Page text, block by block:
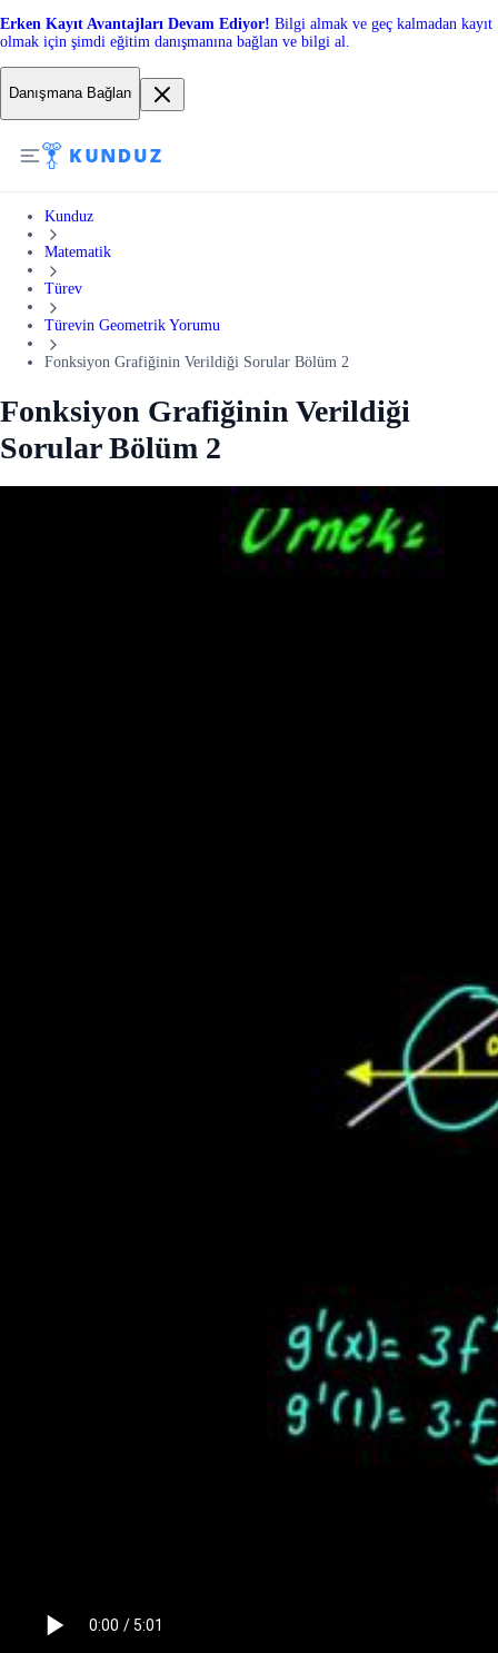
Erken Kayıt Avantajları Devam Ediyor! Bilgi almak ve geç kalmadan kayıt
olmak için şimdi eğitim danışmanına bağlan ve bilgi al.
Danışmana Bağlan
Kunduz
Matematik
Türev
Türevin Geometrik Yorumu
Fonksiyon Grafiğinin Verildiği Sorular Bölüm 2
Fonksiyon Grafiğinin Verildiği
Sorular Bölüm 2